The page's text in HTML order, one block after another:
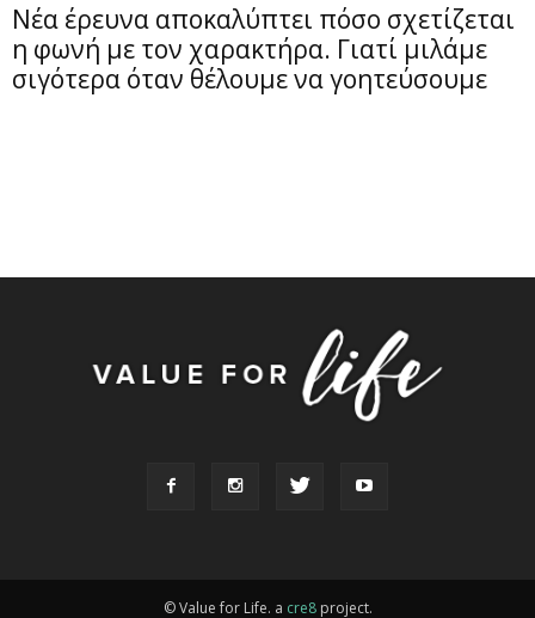
Νέα έρευνα αποκαλύπτει πόσο σχετίζεται
η φωνή με τον χαρακτήρα. Γιατί μιλάμε
σιγότερα όταν θέλουμε να γοητεύσουμε
© Value for Life. a cre8project.